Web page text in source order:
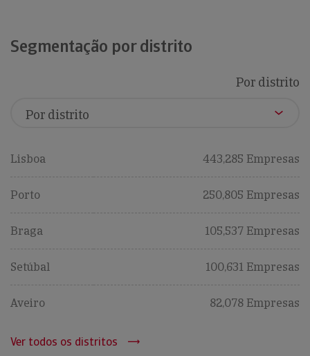
Segmentação por distrito
Por distrito
Lisboa 443,285 Empresas
Porto 250,805 Empresas
Braga 105,537 Empresas
Setúbal 100,631 Empresas
Aveiro 82,078 Empresas
Ver todos os distritos